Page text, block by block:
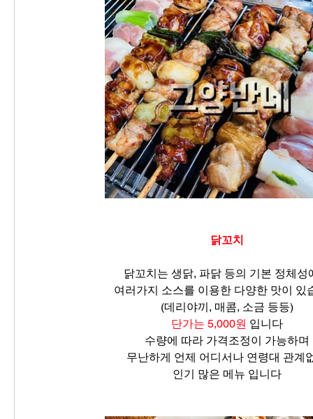
닭꼬치
닭꼬치는 생닭, 파닭 등의 기본 정체성
여러가지 소스를 이용한 다양한 맛이 있
(데리야끼, 매콤, 소금 등등)
단가는 5,000원 입니다
수량에 따라 가격조정이 가능하며
무난하게 언제 어디서나 연령대 관계
인기 많은 메뉴 입니다